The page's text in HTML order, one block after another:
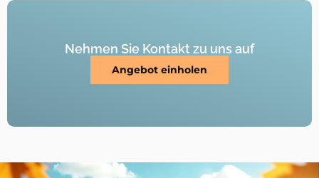
Nehmen Sie Kontakt zu uns auf
Angebot einholen